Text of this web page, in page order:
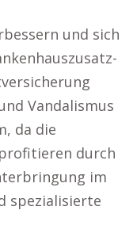
und sich
Vandalismus
da die
durch
im
spezialisierte